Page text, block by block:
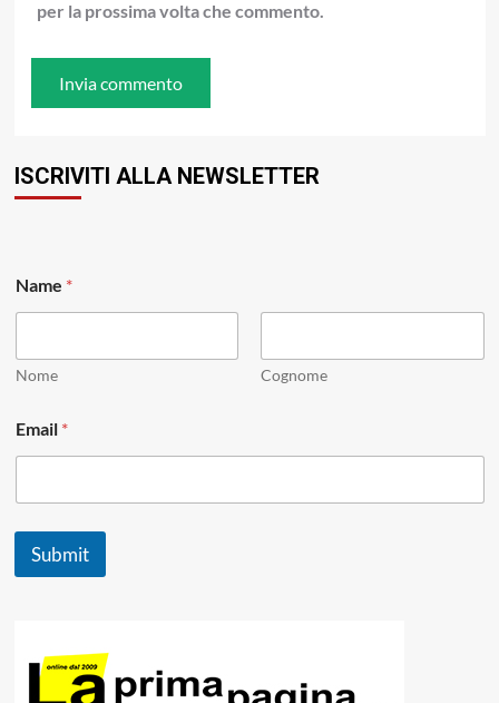
per la prossima volta che commento.
ISCRIVITI ALLA NEWSLETTER
a
m
N
a
*
Name *
Nome Cognome
Email *
Submit